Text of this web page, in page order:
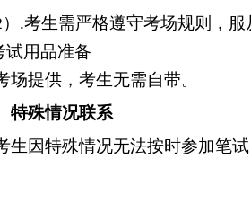
） .考生需严格遵守考场规则，
试用品准备
场提供，考生无需自带。
特殊情况联系
生因特殊情况无法按时参加笔试